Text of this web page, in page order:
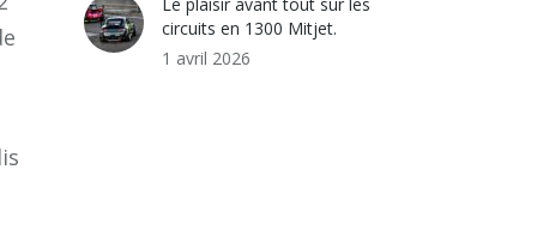
circuits en 1300 Mitjet.
1 avril 2026